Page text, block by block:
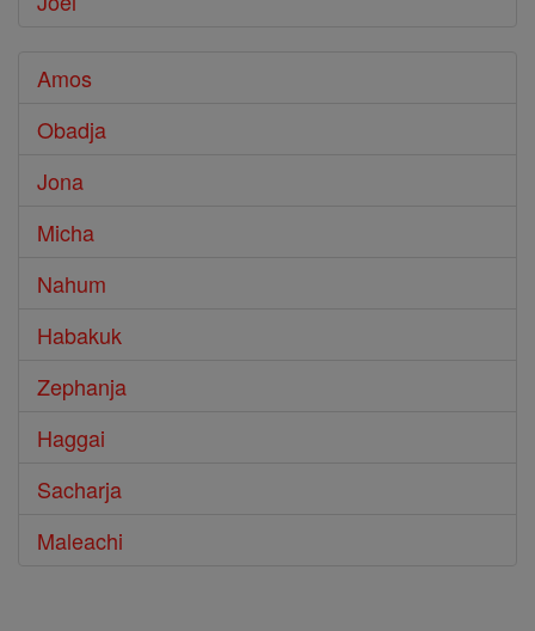
Amos
Obadja
Jona
Micha
Nahum
Habakuk
Zephanja
Haggai
Sacharja
Maleachi